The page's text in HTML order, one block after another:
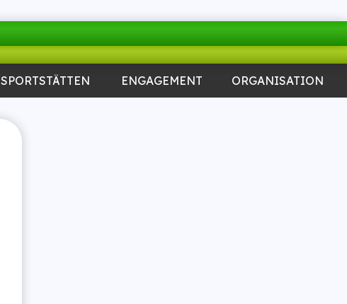
SPORTSTÄTTEN ENGAGEMENT ORGANISATION